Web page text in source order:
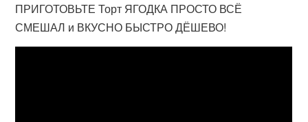
ПРИГОТОВЬТЕ Торт ЯГОДКА ПРОСТО ВСЁ
СМЕШАЛ и ВКУСНО БЫСТРО ДЁШЕВО!